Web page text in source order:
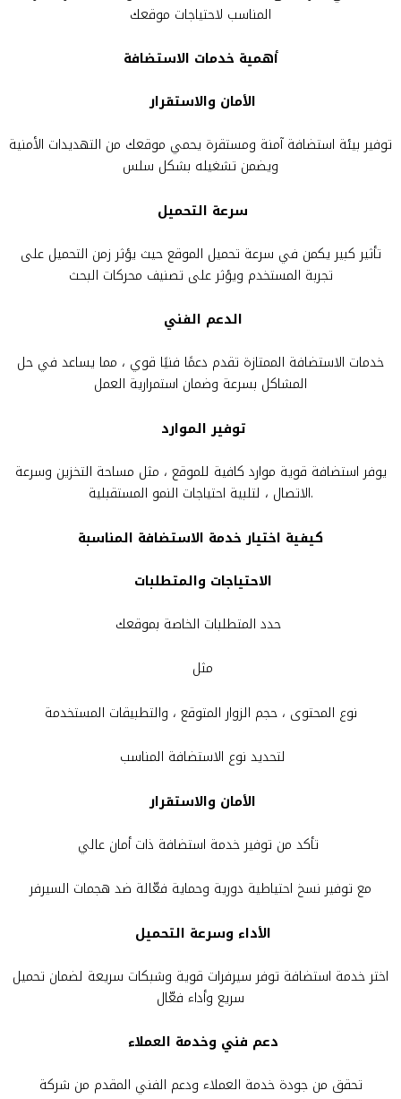
المناسب لاحتياجات موقعك
أهمية خدمات الاستضافة
الأمان والاستقرار
توفير بيئة استضافة آمنة ومستقرة يحمي موقعك من التهديدات الأمنية
ويضمن تشغيله بشكل سلس
سرعة التحميل
تأثير كبير يكمن في سرعة تحميل الموقع حيث يؤثر زمن التحميل على
تجربة المستخدم ويؤثر على تصنيف محركات البحث
الدعم الفني
خدمات الاستضافة الممتازة تقدم دعمًا فنيًا قوي ، مما يساعد في حل
المشاكل بسرعة وضمان استمرارية العمل
توفير الموارد
يوفر استضافة قوية موارد كافية للموقع ، مثل مساحة التخزين وسرعة
الاتصال ، لتلبية احتياجات النمو المستقبلية.
كيفية اختيار خدمة الاستضافة المناسبة
الاحتياجات والمتطلبات
مثل
لتحديد نوع الاستضافة المناسب
الأمان والاستقرار
مع توفير نسخ احتياطية دورية وحماية فعّالة ضد هجمات السيرفر
الأداء وسرعة التحميل
اختر خدمة استضافة توفر سيرفرات قوية وشبكات سريعة لضمان تحميل
سريع وأداء فعّال
دعم فني وخدمة العملاء
تحقق من جودة خدمة العملاء ودعم الفني المقدم من شركة